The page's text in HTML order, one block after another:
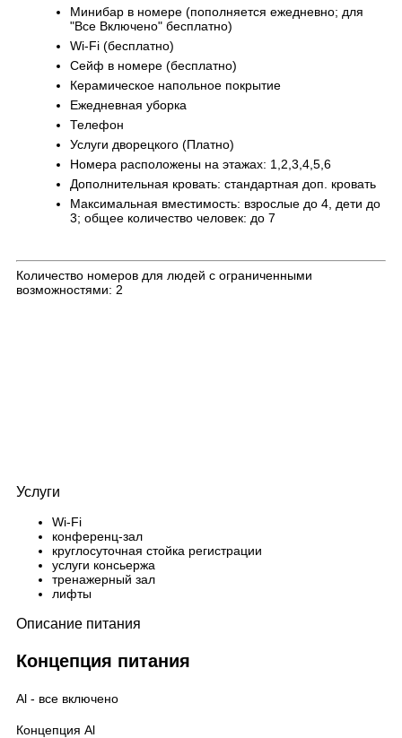
Минибар в номере (пополняется ежедневно; для
"Все Включено" бесплатно)
Wi-Fi (бесплатно)
Сейф в номере (бесплатно)
Керамическое напольное покрытие
Ежедневная уборка
Телефон
Услуги дворецкого (Платно)
Номера расположены на этажах: 1,2,3,4,5,6
Дополнительная кровать: стандартная доп. кровать
Максимальная вместимость: взрослые до 4, дети до
3; общее количество человек: до 7
Количество номеров для людей с ограниченными
возможностями: 2
Услуги
Wi-Fi
конференц-зал
круглосуточная стойка регистрации
услуги консьержа
тренажерный зал
лифты
Описание питания
Концепция питания
Al - все включено
Концепция Al